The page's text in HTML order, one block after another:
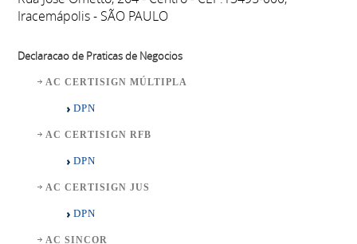
Iracemápolis - SÃO PAULO
Declaracao de Praticas de Negocios
AC CERTISIGN MÚLTIPLA
DPN
AC CERTISIGN RFB
DPN
AC CERTISIGN JUS
DPN
AC SINCOR